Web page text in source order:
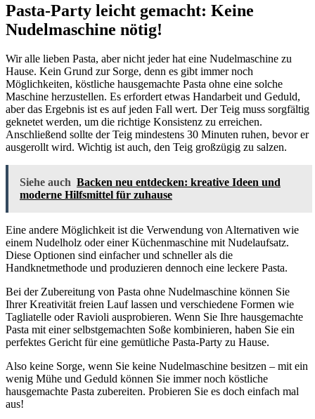
Pasta-Party leicht gemacht: Keine
Nudelmaschine nötig!
Wir alle lieben Pasta, aber nicht jeder hat eine Nudelmaschine zu
Hause. Kein Grund zur Sorge, denn es gibt immer noch
Möglichkeiten, köstliche hausgemachte Pasta ohne eine solche
Maschine herzustellen. Es erfordert etwas Handarbeit und Geduld,
aber das Ergebnis ist es auf jeden Fall wert. Der Teig muss sorgfältig
geknetet werden, um die richtige Konsistenz zu erreichen.
Anschließend sollte der Teig mindestens 30 Minuten ruhen, bevor er
ausgerollt wird. Wichtig ist auch, den Teig großzügig zu salzen.
Siehe auch Backen neu entdecken: kreative Ideen und
moderne Hilfsmittel für zuhause
Eine andere Möglichkeit ist die Verwendung von Alternativen wie
einem Nudelholz oder einer Küchenmaschine mit Nudelaufsatz.
Diese Optionen sind einfacher und schneller als die
Handknetmethode und produzieren dennoch eine leckere Pasta.
Bei der Zubereitung von Pasta ohne Nudelmaschine können Sie
Ihrer Kreativität freien Lauf lassen und verschiedene Formen wie
Tagliatelle oder Ravioli ausprobieren. Wenn Sie Ihre hausgemachte
Pasta mit einer selbstgemachten Soße kombinieren, haben Sie ein
perfektes Gericht für eine gemütliche Pasta-Party zu Hause.
Also keine Sorge, wenn Sie keine Nudelmaschine besitzen – mit ein
wenig Mühe und Geduld können Sie immer noch köstliche
hausgemachte Pasta zubereiten. Probieren Sie es doch einfach mal
aus!